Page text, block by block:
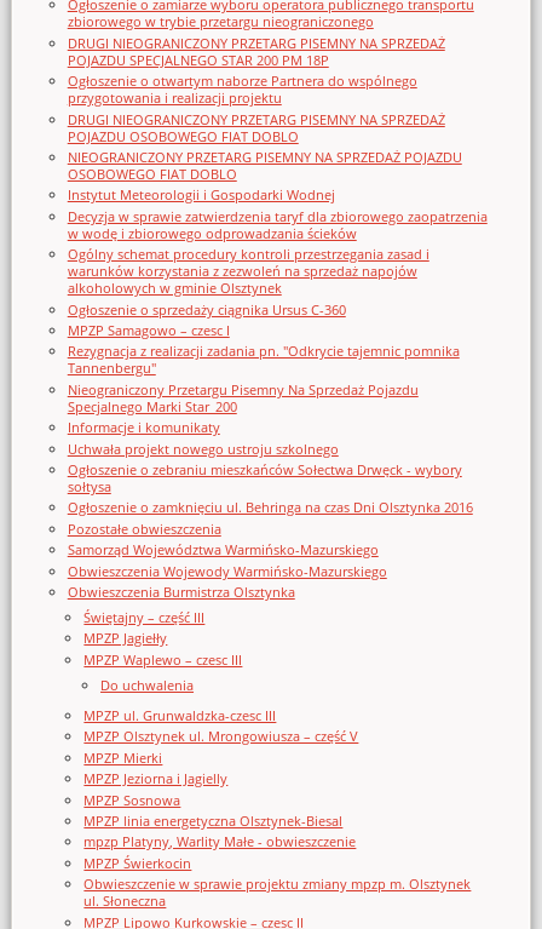
Ogłoszenie o zamiarze wyboru operatora publicznego transportu
zbiorowego w trybie przetargu nieograniczonego
DRUGI NIEOGRANICZONY PRZETARG PISEMNY NA SPRZEDAŻ
POJAZDU SPECJALNEGO STAR 200 PM 18P
Ogłoszenie o otwartym naborze Partnera do wspólnego
przygotowania i realizacji projektu
DRUGI NIEOGRANICZONY PRZETARG PISEMNY NA SPRZEDAŻ
POJAZDU OSOBOWEGO FIAT DOBLO
NIEOGRANICZONY PRZETARG PISEMNY NA SPRZEDAŻ POJAZDU
OSOBOWEGO FIAT DOBLO
Instytut Meteorologii i Gospodarki Wodnej
Decyzja w sprawie zatwierdzenia taryf dla zbiorowego zaopatrzenia
w wodę i zbiorowego odprowadzania ścieków
Ogólny schemat procedury kontroli przestrzegania zasad i
warunków korzystania z zezwoleń na sprzedaż napojów
alkoholowych w gminie Olsztynek
Ogłoszenie o sprzedaży ciągnika Ursus C-360
MPZP Samagowo – czesc I
Rezygnacja z realizacji zadania pn. "Odkrycie tajemnic pomnika
Tannenbergu"
Nieograniczony Przetargu Pisemny Na Sprzedaż Pojazdu
Specjalnego Marki Star_200
Informacje i komunikaty
Uchwała projekt nowego ustroju szkolnego
Ogłoszenie o zebraniu mieszkańców Sołectwa Drwęck - wybory
sołtysa
Ogłoszenie o zamknięciu ul. Behringa na czas Dni Olsztynka 2016
Pozostałe obwieszczenia
Samorząd Województwa Warmińsko-Mazurskiego
Obwieszczenia Wojewody Warmińsko-Mazurskiego
Obwieszczenia Burmistrza Olsztynka
Świętajny – część III
MPZP Jagiełły
MPZP Waplewo – czesc III
Do uchwalenia
MPZP ul. Grunwaldzka-czesc III
MPZP Olsztynek ul. Mrongowiusza – część V
MPZP Mierki
MPZP Jeziorna i Jagielly
MPZP Sosnowa
MPZP linia energetyczna Olsztynek-Biesal
mpzp Platyny, Warlity Małe - obwieszczenie
MPZP Świerkocin
Obwieszczenie w sprawie projektu zmiany mpzp m. Olsztynek
ul. Słoneczna
MPZP Lipowo Kurkowskie – czesc II